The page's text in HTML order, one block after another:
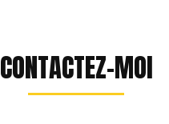
CONTACTEZ-MOI